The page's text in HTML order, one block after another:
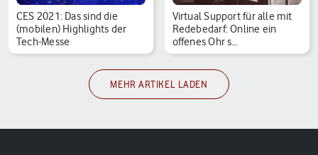
CES 2021: Das sind die
(mobilen) Highlights der
Tech-Messe
Virtual Support für alle mit
Redebedarf: Online ein
offenes Ohr s…
MEHR ARTIKEL LADEN